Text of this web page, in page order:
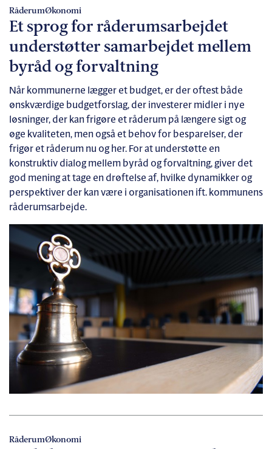
RåderumØkonomi
Et sprog for råderumsarbejdet
understøtter samarbejdet mellem
byråd og forvaltning
Når kommunerne lægger et budget, er der oftest både
ønskværdige budgetforslag, der investerer midler i nye
løsninger, der kan frigøre et råderum på længere sigt og
øge kvaliteten, men også et behov for besparelser, der
frigør et råderum nu og her. For at understøtte en
konstruktiv dialog mellem byråd og forvaltning, giver det
god mening at tage en drøftelse af, hvilke dynamikker og
perspektiver der kan være i organisationen ift. kommunens
råderumsarbejde.
RåderumØkonomi